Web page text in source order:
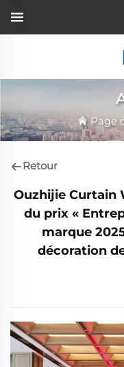
Page
Retour
Ouzhijie Curtain
du prix «
marque
décoration